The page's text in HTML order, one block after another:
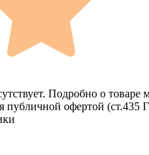
Подробно о товаре
публичной офертой